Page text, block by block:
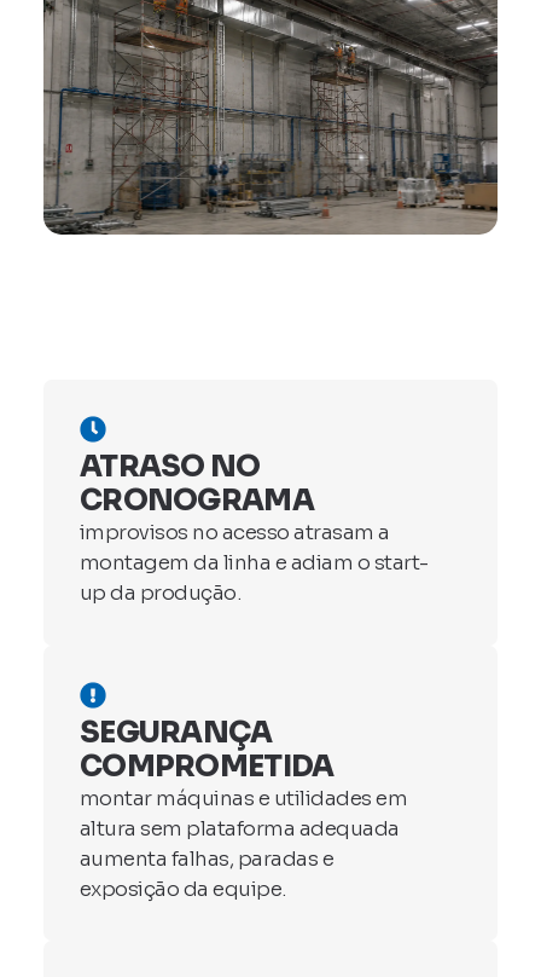
ATRASO NO
CRONOGRAMA
improvisos no acesso atrasam a
montagem da linha e adiam o start-
up da produção.
SEGURANÇA
COMPROMETIDA
montar máquinas e utilidades em
altura sem plataforma adequada
aumenta falhas, paradas e
exposição da equipe.